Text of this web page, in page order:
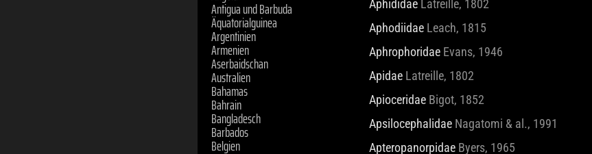
Bahrain
Bangladesch
Barbados
Belgien
Belize
Benin
Bhutan
Bolivien
Bosnien und Herzegowina
Botswana
Brasilien
Aphididae Latreille, 1802
Aphodiidae Leach, 1815
Aphrophoridae Evans, 1946
Apidae Latreille, 1802
Apioceridae Bigot, 1852
Apsilocephalidae Nagatomi & al., 1991
Apteropanorpidae Byers, 1965